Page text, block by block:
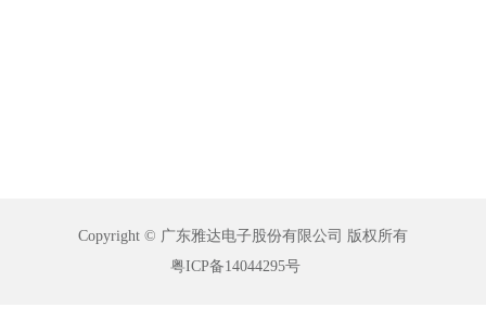
Copyright © 广东雅达电子股份有限公司 版权所有
粤ICP备14044295号